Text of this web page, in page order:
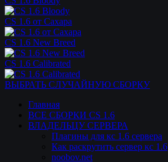
CS 1.6 от Сахара
CS 1.6 New Breed
CS 1.6 Calibrated
ВЫБРАТЬ СЛУЧАЙНУЮ СБОРКУ
Главная
ВСЕ СБОРКИ CS 1.6
ВЛАДЕЛЬЦУ СЕРВЕРА
Плагины для кс 1.6 сервера
Как раскрутить сервер кс 1.6
noobov.net